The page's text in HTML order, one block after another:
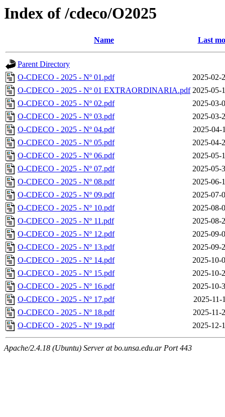
Index of /cdeco/O2025
Name Last
Parent Directory
O-CDECO - 2025 - Nº 01.pdf
2025-02-
O-CDECO - 2025 - Nº 01 EXTRAORDINARIA.pdf 2025-05-
O-CDECO - 2025 - Nº 02.pdf
2025-03-
O-CDECO - 2025 - Nº 03.pdf
2025-03-
O-CDECO - 2025 - Nº 04.pdf
2025-04-
O-CDECO - 2025 - Nº 05.pdf
2025-04-
O-CDECO - 2025 - Nº 06.pdf
2025-05-
O-CDECO - 2025 - Nº 07.pdf
2025-05-
O-CDECO - 2025 - Nº 08.pdf
2025-06-
O-CDECO - 2025 - Nº 09.pdf
2025-07-
O-CDECO - 2025 - Nº 10.pdf
2025-08-
O-CDECO - 2025 - Nº 11.pdf
2025-08-
O-CDECO - 2025 - Nº 12.pdf
2025-09-
O-CDECO - 2025 - Nº 13.pdf
2025-09-
O-CDECO - 2025 - Nº 14.pdf
2025-10-
O-CDECO - 2025 - Nº 15.pdf
2025-10-
O-CDECO - 2025 - Nº 16.pdf
2025-10-
O-CDECO - 2025 - Nº 17.pdf
2025-11-
O-CDECO - 2025 - Nº 18.pdf
2025-11-
O-CDECO - 2025 - Nº 19.pdf
2025-12-
Apache/2.4.18 (Ubuntu) Server at bo.unsa.edu.ar Port 443